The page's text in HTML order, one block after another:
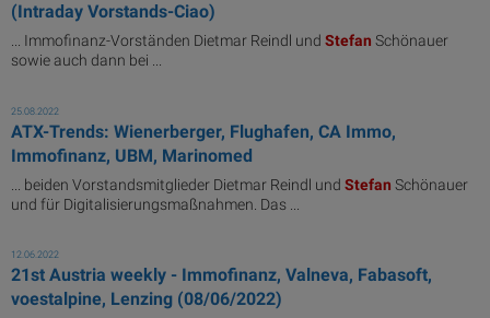
(Intraday Vorstands-Ciao)
... Immofinanz-Vorständen Dietmar Reindl und Stefan Schönauer
sowie auch dann bei ...
25.08.2022
ATX-Trends: Wienerberger, Flughafen, CA Immo,
Immofinanz, UBM, Marinomed
... beiden Vorstandsmitglieder Dietmar Reindl und Stefan Schönauer
und für Digitalisierungsmaßnahmen. Das ...
12.06.2022
21st Austria weekly - Immofinanz, Valneva, Fabasoft,
voestalpine, Lenzing (08/06/2022)